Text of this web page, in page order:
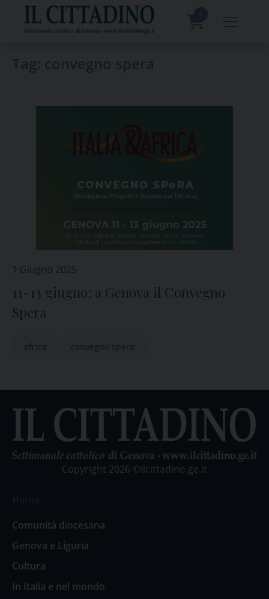
content
1 Giugno 2025
11-13 giugno: a Genova il Convegno
Spera
africa convegno spera
Copyright 2026 ©ilcittadino.ge.it
Comunità diocesana
Genova e Liguria
Cultura
In Italia e nel mondo